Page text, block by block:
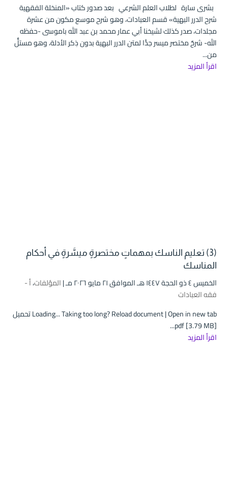
بشرى سارة لطلاب العلم الشرعي بعد صدور كتاب «المنخلة الفقهية
شرح الدرر البهية» قسم العبادات، وهو شرح موسع مكون من عشرة
مجلدات، صدر كذلك لشيخنا أبي عمار محمد بن عبد الله باموسى -حفظه
الله- شرحٌ مختصر ميسر جدًّا لمتن الدرر البهية بدون ذِكر الأدلة، وهو مستلٌّ
من...
اقرأ المزيد
(3) تعليم الناسك بمهماتٍ مختصرةٍ ميسَّرةٍ في أحكام
المناسك
الخميس ٤ ذو الحجة ۱٤٤۷ هـ الموافق ۲۱ مايو ۲۰۲٦ مـ | المؤلفات،أ -
فقه العبادات
Loading... Taking too long? Reload document | Open in new tab تحميل
pdf [3.79 MB]...
اقرأ المزيد